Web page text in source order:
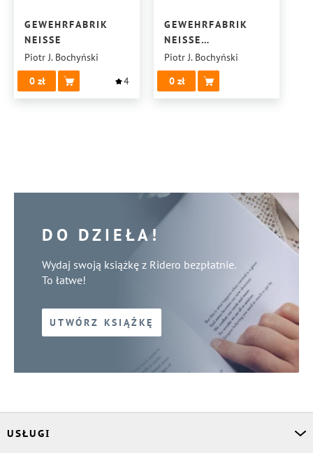
GEWEHRFABRIK
NEISSE
Piotr J. Bochyński
0
4
GEWEHRFABRIK
NEISSE
PULVERFABRIK
NEISSE
Piotr J. Bochyński
0
DO DZIEŁA!
Wydaj swoją książkę z Ridero bezpłatnie.
To łatwe!
UTWÓRZ KSIĄŻKĘ
USŁUGI